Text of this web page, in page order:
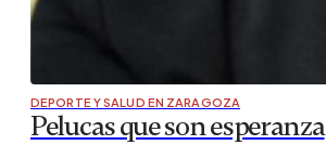
DEPORTE Y SALUD EN ZARAGOZA
Pelucas que son esperanza